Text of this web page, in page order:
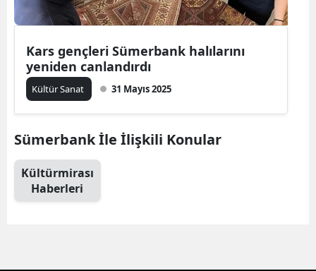
Kars gençleri Sümerbank halılarını
yeniden canlandırdı
Kültür Sanat 31 Mayıs 2025
Sümerbank İle İlişkili Konular
Kültürmirası
Haberleri